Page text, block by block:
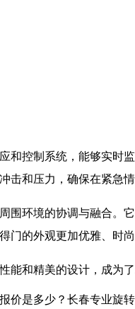
和控制系统，能够实时
击和压力，确保在紧急
围环境的协调与融合。
门的外观更加优雅、时
能和精美的设计，成为
价是多少？长春专业旋